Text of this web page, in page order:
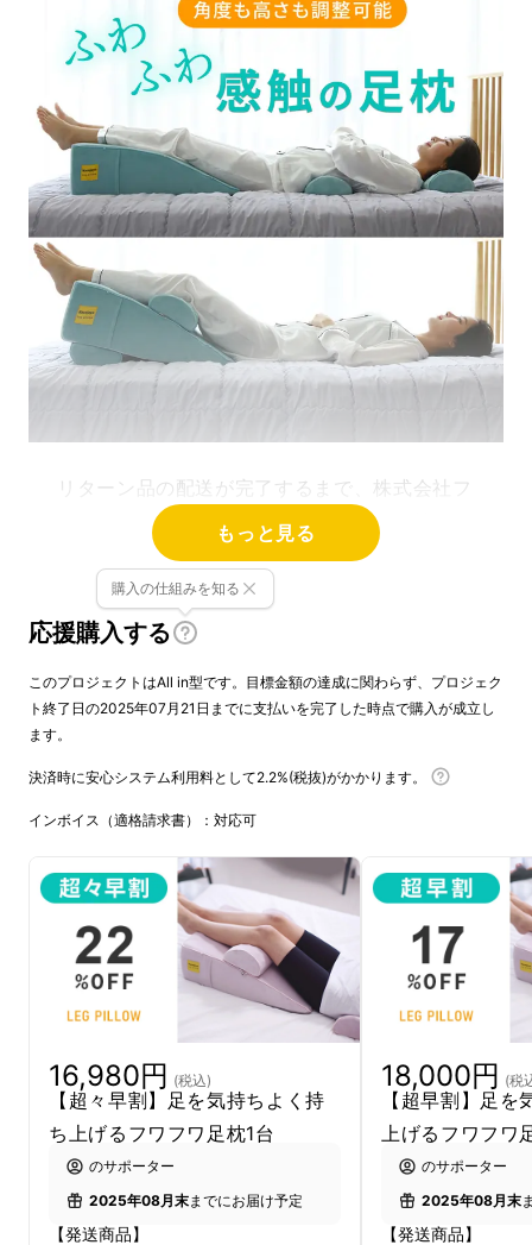
リターン品の配送が完了するまで、株式会社フ
ルークフォレストは株式会社ボノテック社の日
本における独占販売権を有する正規代理店で
す。詳細に関しては、ページ下部のリスク＆
チャレンジをご確認ください。
もっと見る
応援購入する
購入の仕組みを知る
このプロジェクトはAll in型です。目標金額の達成に関わらず、プロジェク
ト終了日の2025年07月21日までに支払いを完了した時点で購入が成立し
ます。
決済時に安心システム利用料として2.2%(税抜)がかかります。
インボイス（適格請求書）：対応可
16,980円 (税込)
【超々早割】足を気持ちよく持
ち上げるフワフワ足枕1台
のサポーター
2025年08月末までにお届け予定
【発送商品】
18,000円 (税
【超早割】足
上げるフワフワ
のサポーター
2025年08月末
【発送商品】